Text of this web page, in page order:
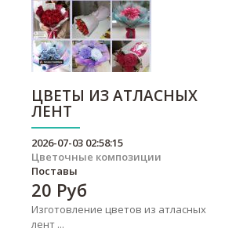
ЦВЕТЫ ИЗ АТЛАСНЫХ
ЛЕНТ
2026-07-03 02:58:15
Цветочные композиции
Поставы
20 Руб
Изготовление цветов из атласных
лент ...